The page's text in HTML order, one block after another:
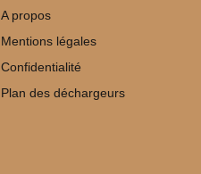
A propos
Mentions légales
Confidentialité
Plan des déchargeurs